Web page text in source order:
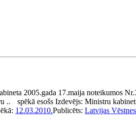
2005.gada 17.maija noteikumos
..
spēkā esošs Izdevējs: Ministru
12.03.2010.Publicēts: Latvijas